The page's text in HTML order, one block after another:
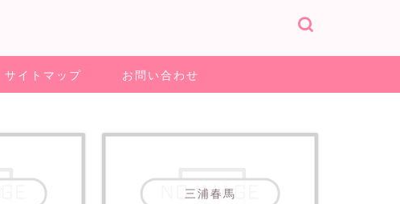
サイトマップ お問い合わせ
三浦春馬